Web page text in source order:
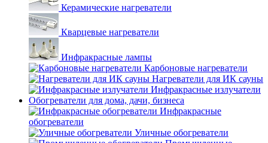
Керамические нагреватели
Кварцевые нагреватели
Инфракрасные лампы
Карбоновые нагреватели
Нагреватели для ИК сауны
Инфракрасные излучатели
Обогреватели для дома, дачи, бизнеса
Инфракрасные
обогреватели
Уличные обогреватели